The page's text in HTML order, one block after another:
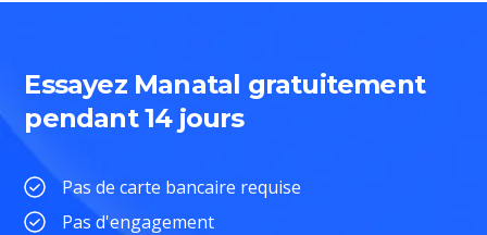
Essayez Manatal gratuitement
pendant 14 jours
Pas de carte bancaire requise
Pas d'engagement